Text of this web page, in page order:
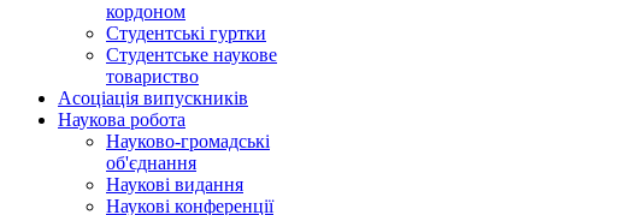
кордоном
Студентські гуртки
Студентське наукове
товариство
Асоціація випускників
Наукова робота
Науково-громадські
об'єднання
Наукові видання
Наукові конференції